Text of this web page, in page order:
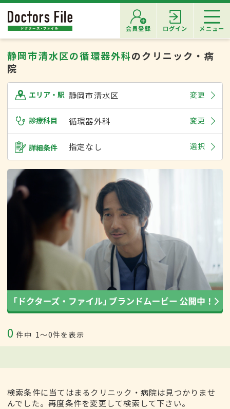
会員登録 ログイン メニュー
静岡市清水区の循環器外科のクリニック・病
院
エリア・駅 静岡市清水区 変更
診療科目 循環器外科 変更
詳細条件 指定なし 選択
0 件中 1〜0件を表示
検索条件に当てはまるクリニック・病院は見つかりませ
んでした。再度条件を変更して検索して下さい。